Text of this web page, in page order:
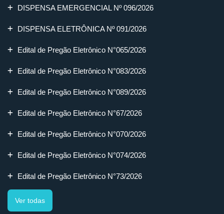
DISPENSA EMERGENCIAL Nº 096/2026
DISPENSA ELETRÔNICA Nº 091/2026
Edital de Pregão Eletrônico N°065/2026
Edital de Pregão Eletrônico N°083/2026
Edital de Pregão Eletrônico N°089/2026
Edital de Pregão Eletrônico N°67/2026
Edital de Pregão Eletrônico N°070/2026
Edital de Pregão Eletrônico N°074/2026
Edital de Pregão Eletrônico N°73/2026
Ver todas